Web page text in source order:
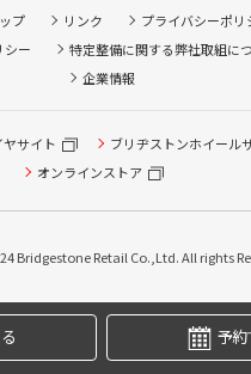
プ リンク
プライバシーポリ
シー
特定整備に関する弊社取組に
企業情報
サイト
ブリヂストンホイール
オンラインストア
Bridgestone Retail Co.,Ltd. All rights
予約
全点検/タイヤ履き替え/オイル交